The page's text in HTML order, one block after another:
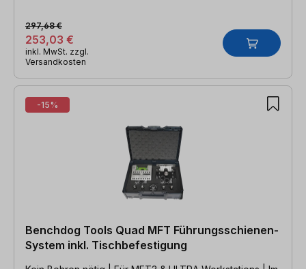
253,03 €
297,68 €
inkl. MwSt. zzgl.
Versandkosten
-15%
Benchdog Tools Quad MFT Führungsschienen-
System inkl. Tischbefestigung